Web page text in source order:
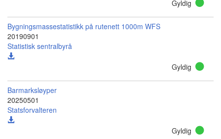
Gyldig
Bygningsmassestatistikk på rutenett 1000m WFS
20190901
Statistisk sentralbyrå
Gyldig
Barmarksløyper
20250501
Statsforvalteren
Gyldig